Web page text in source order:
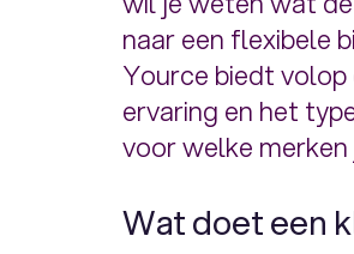
naar een flexibele
Yource biedt volop
ervaring en het
voor welke
Wat doet een